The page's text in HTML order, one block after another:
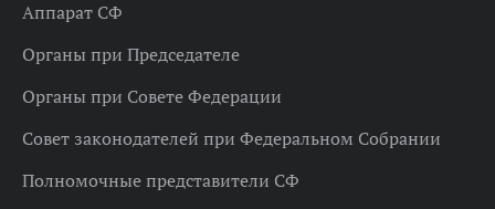
Аппарат СФ
Органы при Председателе
Органы при Совете Федерации
Совет законодателей при Федеральном Собрании
Полномочные представители СФ